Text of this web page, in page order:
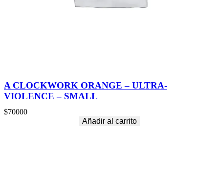
A CLOCKWORK ORANGE – ULTRA-
VIOLENCE – SMALL
$70000
Añadir al carrito